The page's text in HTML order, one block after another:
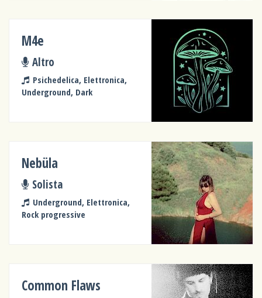
M4e
Altro
Psichedelica, Elettronica,
Underground, Dark
Nebüla
Solista
Underground, Elettronica,
Rock progressive
Common Flaws